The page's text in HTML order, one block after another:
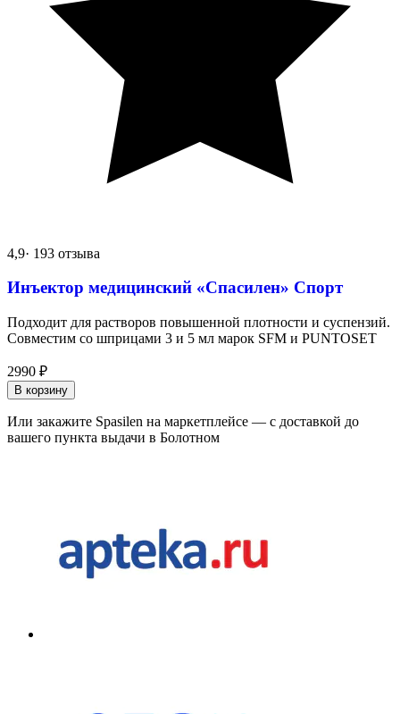
4,9· 193 отзыва
Инъектор медицинский «Спасилен» Спорт
Подходит для растворов повышенной плотности и суспензий.
Совместим со шприцами 3 и 5 мл марок SFM и PUNTOSET
2990 ₽
В корзину
Или закажите Spasilen на маркетплейсе — с доставкой до
вашего пункта выдачи в Болотном